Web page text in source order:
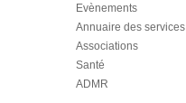
Evènements
Annuaire des services
Associations
Santé
ADMR